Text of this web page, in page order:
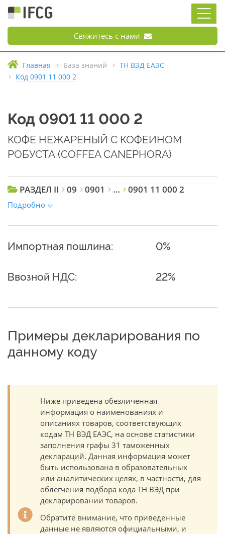
Свяжитесь с нами
Главная База знаний
ТН ВЭД ЕАЭС
Код 0901 11 000 2
Код 0901 11 000 2
КОФЕ НЕЖАРЕНЫЙ С КОФЕИНОМ
РОБУСТА (COFFEA CANEPHORA)
РАЗДЕЛ II 09 0901 … 0901 11 000 2
Подробно
Импортная пошлина: 0%
Ввозной НДС: 22%
Примеры декларирования по
данному коду
Ниже приведена обезличенная
информация о наименованиях и
описаниях товаров, соответствующих
кодам ТН ВЭД ЕАЭС, на основе статистики
заполнения графы 31 таможенных
деклараций. Данная информация может
быть использована в образовательных
или аналитических целях, в частности, для
облегчения подбора кода ТН ВЭД при
декларировании товаров.
Обратите внимание, что приведенные
данные не являются официальными, и